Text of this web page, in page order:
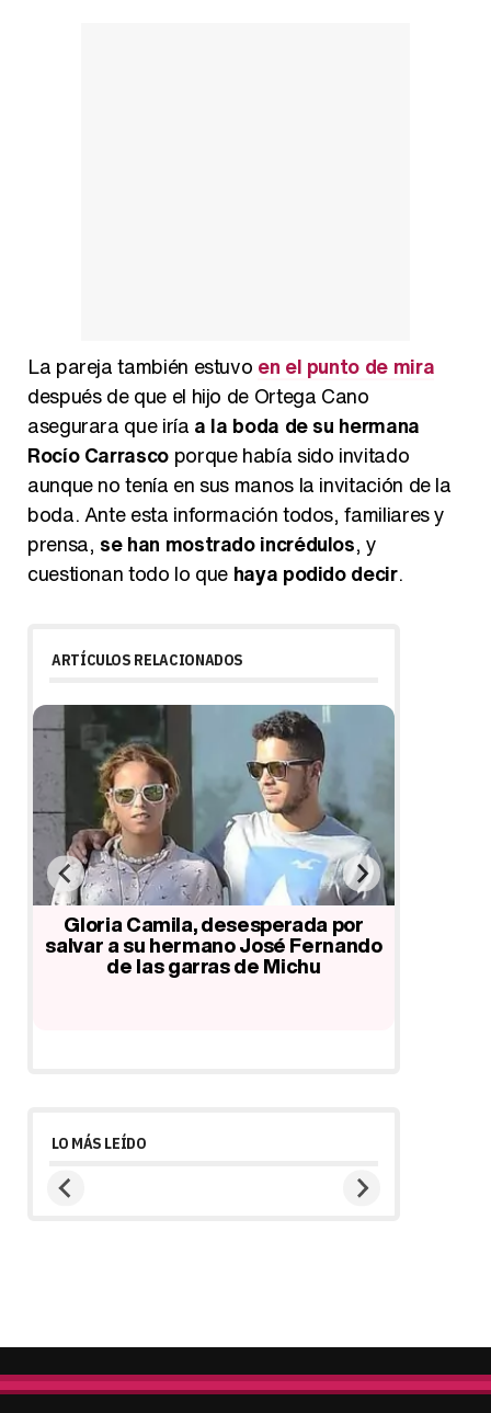
La pareja también estuvo en el punto de mira
después de que el hijo de Ortega Cano
asegurara que iría a la boda de su hermana
Rocío Carrascoporque había sido invitado
aunque no tenía en sus manos la invitación de la
boda. Ante esta información todos, familiares y
prensa, se han mostrado incrédulos, y
cuestionan todo lo que haya podido decir.
ARTÍCULOS RELACIONADOS
por
Fernando
Máxima preocupación por José
Fernando: su familia no consigue
localizarle
LO MÁS LEÍDO